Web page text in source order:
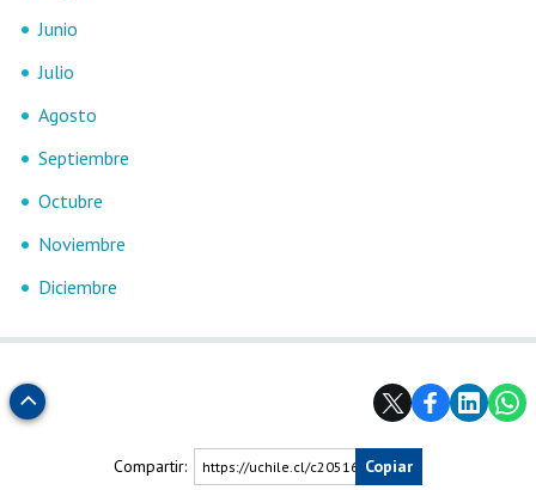
Estudiantes
Junio
Julio
Agosto
Septiembre
Octubre
Noviembre
Diciembre
Subir
Compartir: https://uchile.cl/c205165Copiar